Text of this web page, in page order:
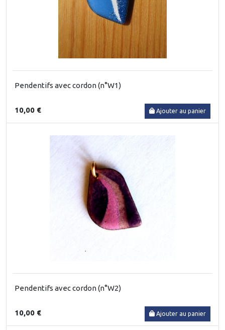
Pendentifs avec cordon (n°W1)
10,00 € Ajouter au panier
Pendentifs avec cordon (n°W2)
10,00 € Ajouter au panier